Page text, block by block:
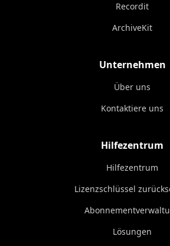
Recordit
ArchiveKit
Unternehmen
Über uns
Kontaktiere uns
Hilfezentrum
Hilfezentrum
Lizenzschlüssel
Lösungen